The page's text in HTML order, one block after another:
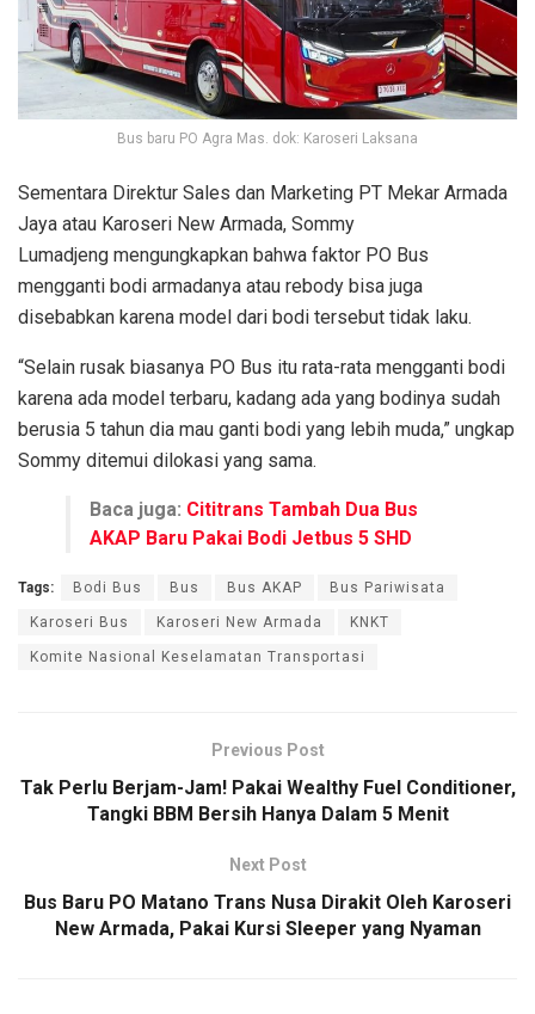
Bus baru PO Agra Mas. dok: Karoseri Laksana
Sementara Direktur Sales dan Marketing PT Mekar Armada
Jaya atau Karoseri New Armada, Sommy
Lumadjeng mengungkapkan bahwa faktor PO Bus
mengganti bodi armadanya atau rebody bisa juga
disebabkan karena model dari bodi tersebut tidak laku.
“Selain rusak biasanya PO Bus itu rata-rata mengganti bodi
karena ada model terbaru, kadang ada yang bodinya sudah
berusia 5 tahun dia mau ganti bodi yang lebih muda,” ungkap
Sommy ditemui dilokasi yang sama.
Baca juga: Cititrans Tambah Dua Bus
AKAP Baru Pakai Bodi Jetbus 5 SHD
Tags: Bodi Bus Bus Bus AKAP Bus Pariwisata
Karoseri Bus Karoseri New Armada KNKT
Komite Nasional Keselamatan Transportasi
Previous Post
Tak Perlu Berjam-Jam! Pakai Wealthy Fuel Conditioner,
Tangki BBM Bersih Hanya Dalam 5 Menit
Next Post
Bus Baru PO Matano Trans Nusa Dirakit Oleh Karoseri
New Armada, Pakai Kursi Sleeper yang Nyaman